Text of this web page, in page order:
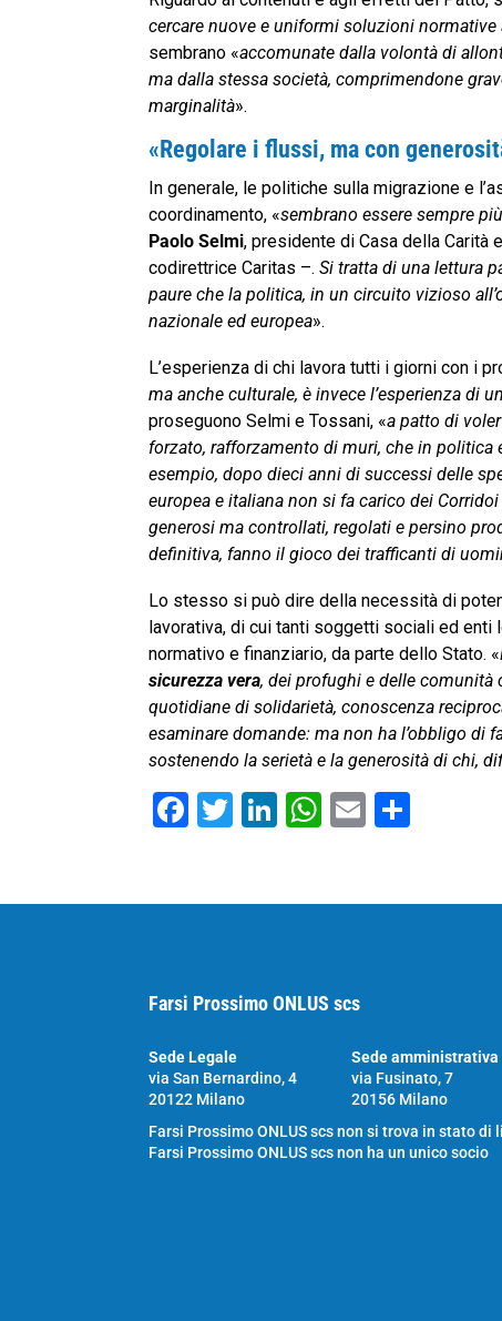
cercare nuove e uniformi soluzioni
sembrano «accomunate dalla volontà di
ma dalla stessa società, comprimendone
marginalità».
«Regolare i flussi, ma con
In generale, le politiche sulla migrazione e
coordinamento, «sembrano essere sempre
Paolo Selmi, presidente di Casa della Carità
codirettrice Caritas –.Si tratta di una lettura
paure che la politica, in un circuito vizioso
nazionale ed europea».
L’esperienza di chi lavora tutti i giorni con i
ma anche culturale, è invece l’esperienza di
proseguono Selmi e Tossani, «a patto di
forzato, rafforzamento di muri, che in
esempio, dopo dieci anni di successi delle
europea e italiana non si fa carico dei
generosi ma controllati, regolati e persino
definitiva, fanno il gioco dei trafficanti di
Lo stesso si può dire della necessità di
lavorativa, di cui tanti soggetti sociali ed enti
normativo e finanziario, da parte dello Stato. «
sicurezza vera, dei profughi e delle comunità
quotidiane di solidarietà, conoscenza
esaminare domande: ma non ha l’obbligo di
sostenendo la serietà e la generosità di chi,
F
e
o
o
k
T
er
Li
e
n
W
s
p
p
E
l
di
Farsi Prossimo ONLUS scs
Sede Legale
via San Bernardino, 4
20122 Milano
Sede amministrativa
via Fusinato, 7
20156 Milano
Farsi Prossimo ONLUS scs non si trova in stato di
Farsi Prossimo ONLUS scs non ha un unico socio